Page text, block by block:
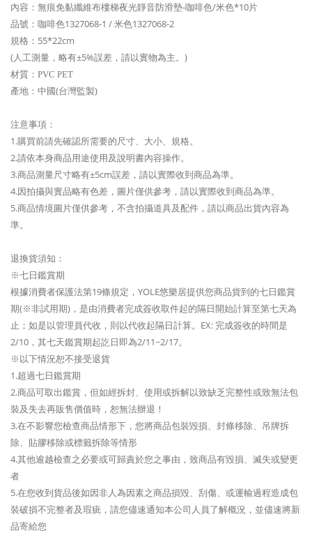
內容：無痕免黏纖維布樓梯夜光靜音防滑墊-咖啡色/米色*10片
品號：咖啡色1327068-1 / 米色1327068-2
規格：55*22cm
(人工測量，略有±5%誤差，請以實物為主。)
材質： PVC PET
產地：中國(台灣監製)
注意事項：
1.購買前請先確認所需要的尺寸、大小、規格。
2.請依本身商品用途使用及說明書內容操作。
3.商品測量尺寸略有±5cm誤差，請以實際收到商品為準。
4.因拍攝與實品略有色差，圖片僅供參考，請以實際收到商品為準。
5.商品情境圖片僅供參考，不含拍攝道具及配件，請以商品出貨內容為
準。
退換貨須知：
※七日鑑賞期
根據消費者保護法第19條規定，YOLE悠樂居提供您商品貨到的七日鑑賞
期(※非試用期)，是由消費者完成簽收取件起的隔日開始計算至第七天為
止；如是以管理員代收，則以代收起隔日計算。EX: 完成簽收的時間是
2/10，其七天鑑賞期起訖日即為2/11~2/17。
※以下情況恕不接受退貨
1.超過七日鑑賞期
2.商品可取出鑑賞，但如經拆封、使用或拆解以致缺乏完整性或致無法包
裝及失去再販售價值時，恕無法辦退！
3.在不影響您檢查商品情形下，您將商品包裝毀損、封條移除、吊牌拆
除、貼膠移除或標籤拆除等情形
4.其他逾越檢查之必要或可歸責於您之事由，致商品有毀損、滅失或變更
者
5.在您收到貨品後如因非人為因素之商品損毀、刮傷、或運輸過程造成包
裝破損不完整者及瑕疵，請您儘速通知本公司人員了解概況，並儘速將新
品寄給您